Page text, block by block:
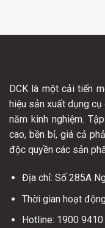
DCK là một cải tiến
hiệu sản xuất dụng
năm kinh nghiệm.
cao, bền bỉ, giá cả
độc quyền các sản
Địa chỉ: Số 285A
Thời gian hoạt
Hotline: 1900 9410